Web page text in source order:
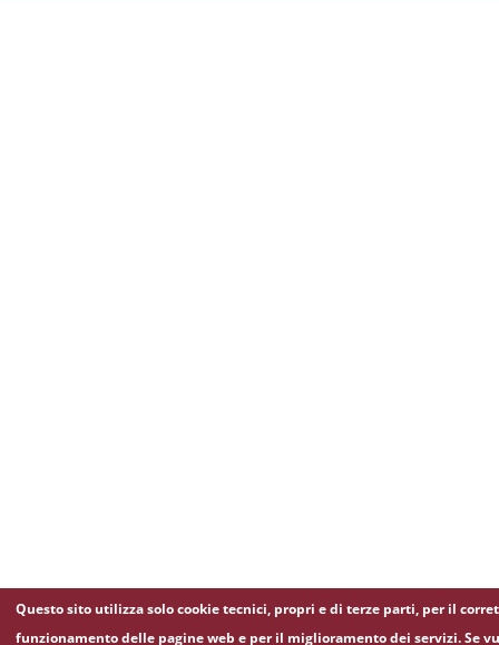
Questo sito utilizza solo cookie tecnici, propri e di terze parti, per il
funzionamento delle pagine web e per il miglioramento dei servizi. Se